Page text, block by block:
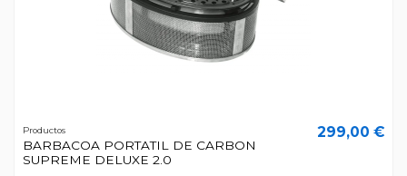
Productos
BARBACOA PORTATIL DE CARBON
SUPREME DELUXE 2.0
299,00 €